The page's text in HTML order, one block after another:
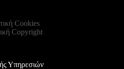
Cookies
Copyright
Υπηρεσιών